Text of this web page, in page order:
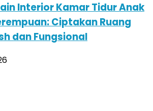
Interior Kamar Tidur Anak
Ciptakan Ruang
dan Fungsional